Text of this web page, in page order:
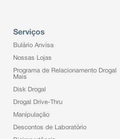
Serviços
Bulário Anvisa
Nossas Lojas
Programa de Relacionamento Drogal
Mais
Disk Drogal
Drogal Drive-Thru
Manipulação
Descontos de Laboratório